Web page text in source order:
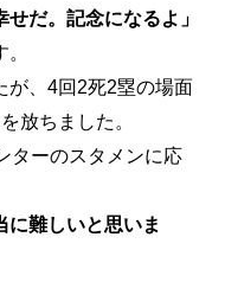
せだ。記念になるよ」
が、4回2死2塁の場面
放ちました。
ターのスタメンに応
に難しいと思いま